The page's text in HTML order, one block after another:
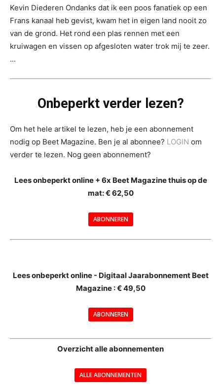
Kevin Diederen Ondanks dat ik een poos fanatiek op een
Frans kanaal heb gevist, kwam het in eigen land nooit zo
van de grond. Het rond een plas rennen met een
kruiwagen en vissen op afgesloten water trok mij te zeer.
...
Onbeperkt verder lezen?
Om het hele artikel te lezen, heb je een abonnement
nodig op Beet Magazine. Ben je al abonnee? LOGIN om
verder te lezen. Nog geen abonnement?
Lees onbeperkt online + 6x Beet Magazine thuis op de
mat: € 62,50
ABONNEREN
Lees onbeperkt online - Digitaal Jaarabonnement Beet
Magazine : € 49,50
ABONNEREN
Overzicht alle abonnementen
ALLE ABONNEMENTEN